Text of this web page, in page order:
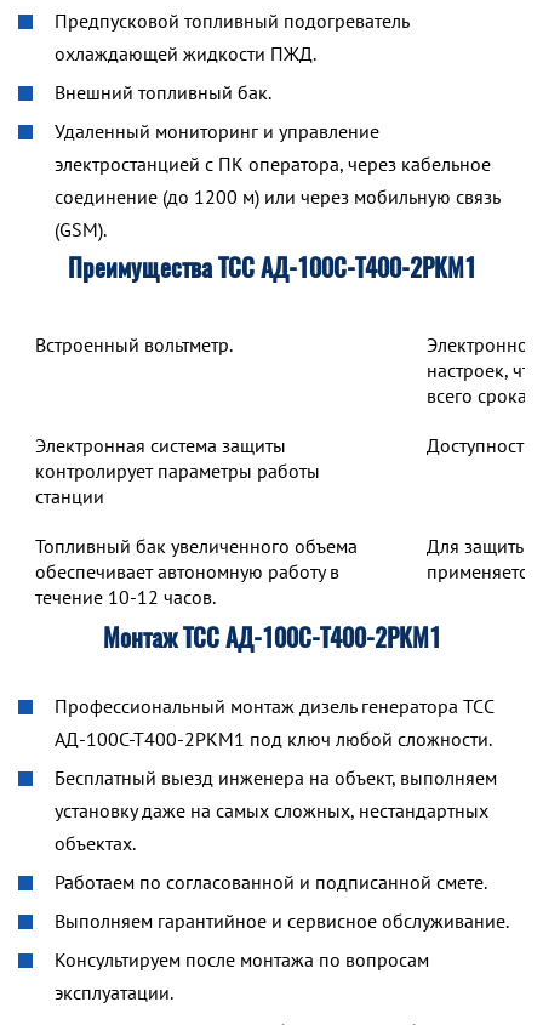
Предпусковой топливный подогреватель
охлаждающей жидкости ПЖД.
Внешний топливный бак.
Удаленный мониторинг и управление
электростанцией с ПК оператора, через кабельное
соединение (до 1200 м) или через мобильную связь
(GSM).
Преимущества ТСС АД-100С-Т400-2РКМ1
Встроенный вольтметр.
настроек,
всего срока
Электронная система защиты
контролирует параметры работы
станции
Доступность
Топливный бак увеличенного объема
обеспечивает автономную работу в
течение 10-12 часов.
Для защиты
Монтаж ТСС АД-100С-Т400-2РКМ1
Профессиональный монтаж дизель генератора ТСС
АД-100С-Т400-2РКМ1 под ключ любой сложности.
Бесплатный выезд инженера на объект, выполняем
установку даже на самых сложных, нестандартных
объектах.
Работаем по согласованной и подписанной смете.
Выполняем гарантийное и сервисное обслуживание.
Консультируем после монтажа по вопросам
эксплуатации.